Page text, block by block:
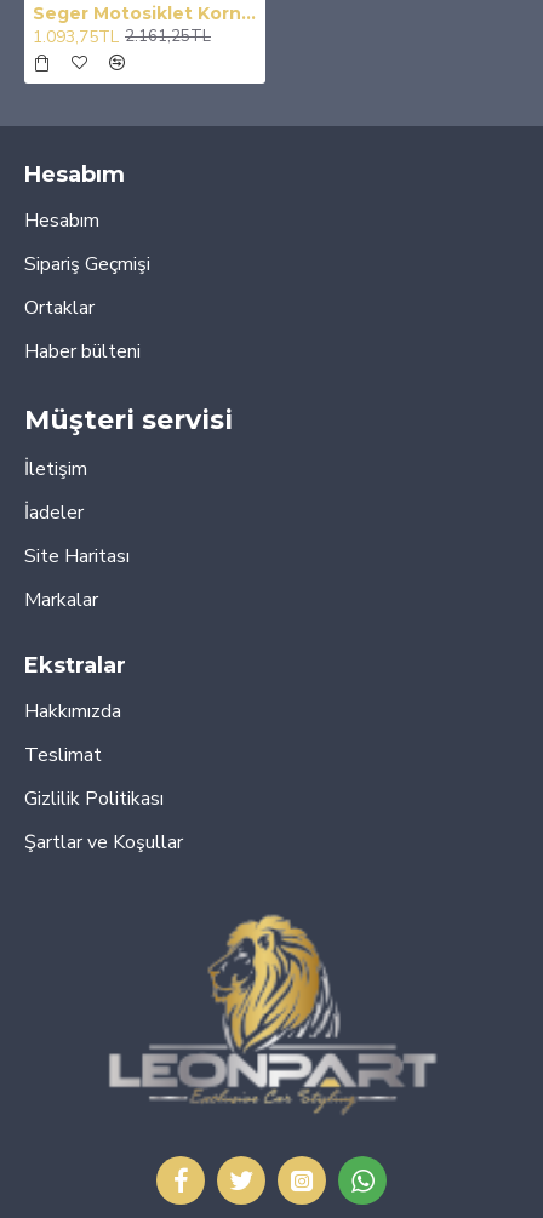
Seger Motosiklet Kornası 25Mm 12 V, 1.5A 480 Hz Mini Kalın Ses
1.093,75TL 2.161,25TL
Hesabım
Hesabım
Sipariş Geçmişi
Ortaklar
Haber bülteni
Müşteri servisi
İletişim
İadeler
Site Haritası
Markalar
Ekstralar
Hakkımızda
Teslimat
Gizlilik Politikası
Şartlar ve Koşullar